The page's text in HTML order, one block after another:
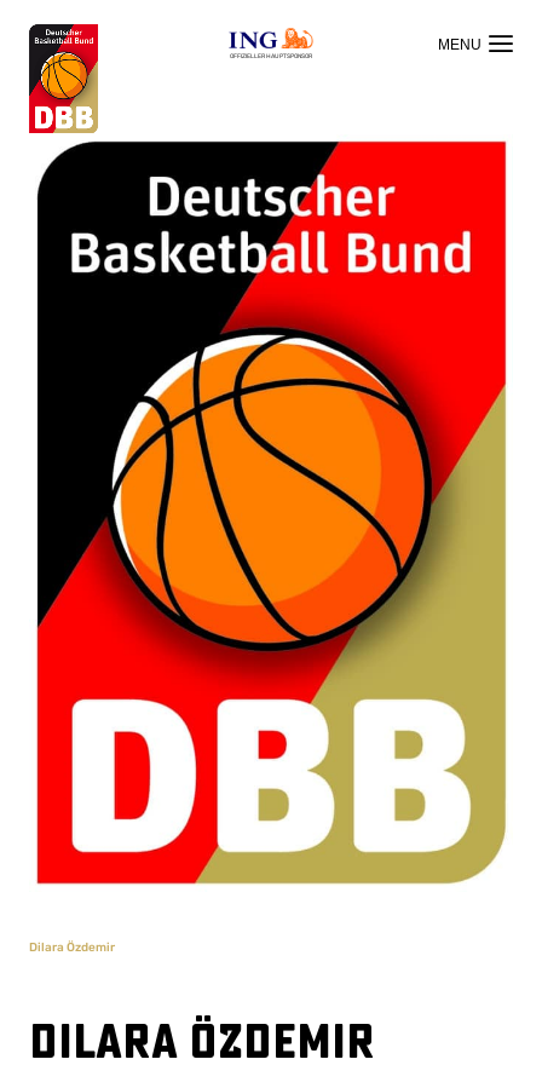
OFFIZIELLER HAUPTSPONSOR
Dilara Özdemir
Dilara Özdemir